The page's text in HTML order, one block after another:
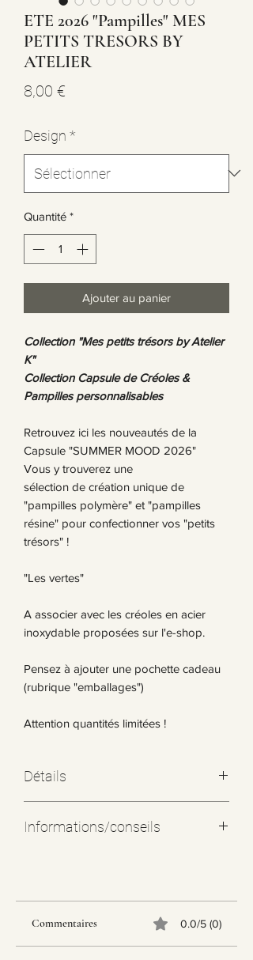
ETE 2026 "Pampilles" MES
PETITS TRESORS BY
ATELIER
8,00 €
Design *
Quantité *
Ajouter au panier
Collection "Mes petits trésors by Atelier
K"
Collection Capsule de Créoles &
Pampilles personnalisables
Retrouvez ici les nouveautés de la
Capsule "SUMMER MOOD 2026"
Vous y trouverez une
sélection de création unique de
"pampilles polymère" et "pampilles
résine" pour confectionner vos "petits
trésors" !
"Les vertes"
A associer avec les créoles en acier
inoxydable proposées sur l'e-shop.
Pensez à ajouter une pochette cadeau
(rubrique "emballages")
Attention quantités limitées !
Détails
choix
Informations/conseils
altérer les couleurs du métal et écarter
au maximum le risque allergique
Commentaires 0.0/5 (0)